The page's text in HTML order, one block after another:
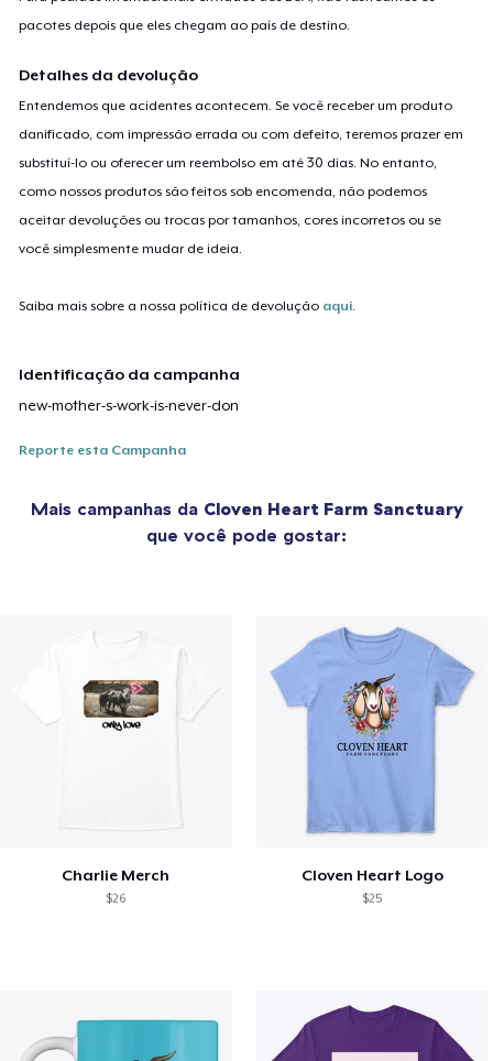
pacotes depois que eles chegam ao país de destino.
Detalhes da devolução
Entendemos que acidentes acontecem. Se você receber um produto
danificado, com impressão errada ou com defeito, teremos prazer em
substituí-lo ou oferecer um reembolso em até 30 dias. No entanto,
como nossos produtos são feitos sob encomenda, não podemos
aceitar devoluções ou trocas por tamanhos, cores incorretos ou se
você simplesmente mudar de ideia.
Saiba mais sobre a nossa política de devolução aqui
Identificação da campanha
new-mother-s-work-is-never-don
Reporte esta Campanha
Mais campanhas da Cloven Heart Farm Sanctuary
que você pode gostar:
Charlie Merch
$26
Cloven Heart Logo
$25